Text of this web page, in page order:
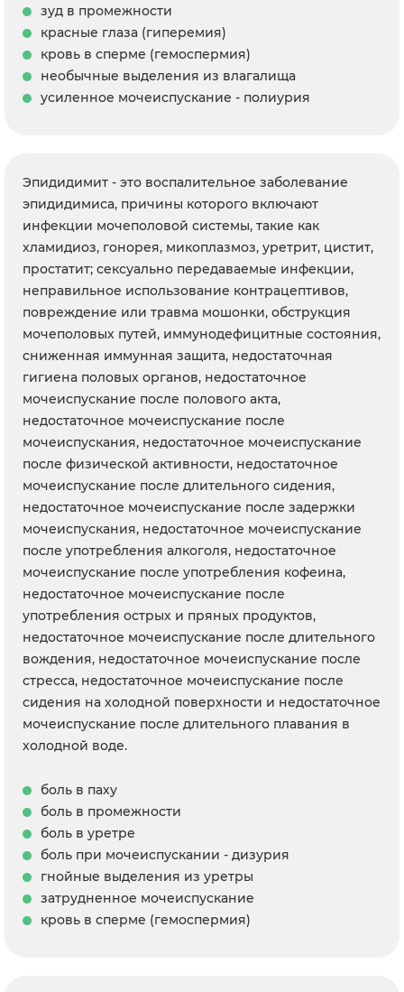
зуд в промежности
красные глаза (гиперемия)
кровь в сперме (гемоспермия)
необычные выделения из влагалища
усиленное мочеиспускание - полиурия
Эпидидимит - это воспалительное заболевание
эпидидимиса, причины которого включают
инфекции мочеполовой системы, такие как
хламидиоз, гонорея, микоплазмоз, уретрит, цистит,
простатит; сексуально передаваемые инфекции,
неправильное использование контрацептивов,
повреждение или травма мошонки, обструкция
мочеполовых путей, иммунодефицитные состояния,
сниженная иммунная защита, недостаточная
гигиена половых органов, недостаточное
мочеиспускание после полового акта,
недостаточное мочеиспускание после
мочеиспускания, недостаточное мочеиспускание
после физической активности, недостаточное
мочеиспускание после длительного сидения,
недостаточное мочеиспускание после задержки
мочеиспускания, недостаточное мочеиспускание
после употребления алкоголя, недостаточное
мочеиспускание после употребления кофеина,
недостаточное мочеиспускание после
употребления острых и пряных продуктов,
недостаточное мочеиспускание после длительного
вождения, недостаточное мочеиспускание после
стресса, недостаточное мочеиспускание после
сидения на холодной поверхности и недостаточное
мочеиспускание после длительного плавания в
холодной воде.
боль в паху
боль в промежности
боль в уретре
боль при мочеиспускании - дизурия
гнойные выделения из уретры
затрудненное мочеиспускание
кровь в сперме (гемоспермия)